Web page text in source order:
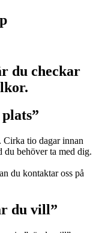
du checkar
Cirka tio dagar innan
behöver ta med dig.
du kontaktar oss på
du vill”